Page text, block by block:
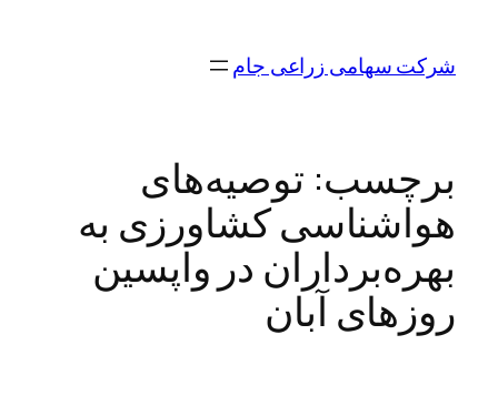
محتواشرکت سهامی زراعی جام
برچسب: توصیه‌های
هواشناسی کشاورزی به
بهره‌برداران در واپسین
روزهای آبان